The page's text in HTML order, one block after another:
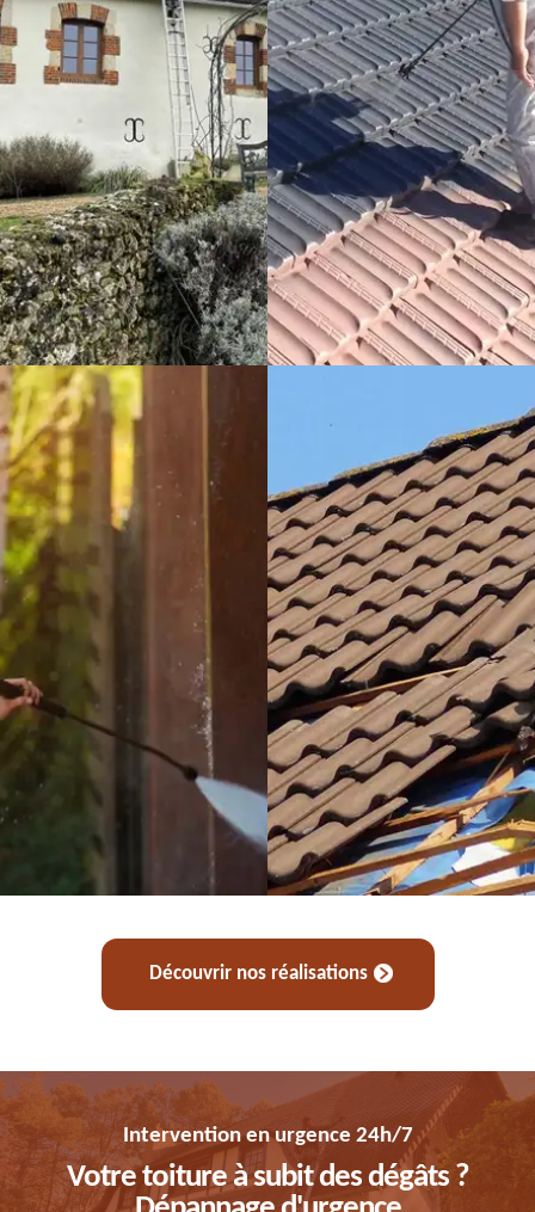
Découvrir nos réalisations
Intervention en urgence 24h/7
Votre toiture à subit des dégâts ?